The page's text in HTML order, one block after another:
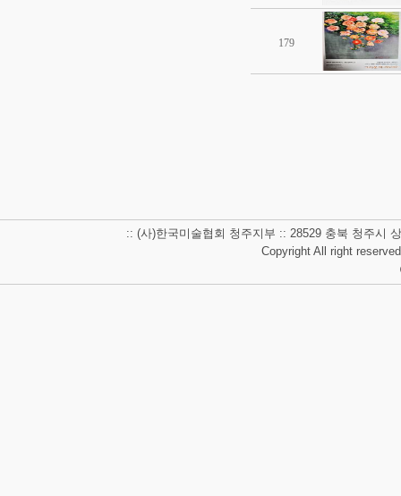
179
:: (사)한국미술협회 청주지부 :: 28529 충북 청주시
Copyright All right